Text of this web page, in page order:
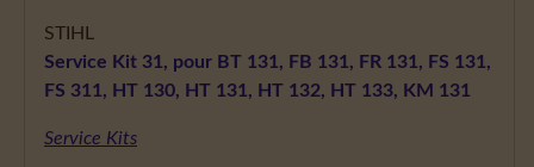
STIHL
Service Kit 31, pour BT 131, FB 131, FR 131, FS 131,
FS 311, HT 130, HT 131, HT 132, HT 133, KM 131
Service Kits